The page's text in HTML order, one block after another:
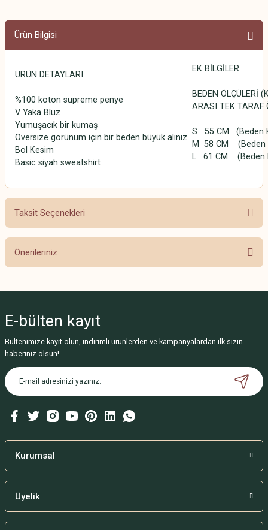
Ürün Bilgisi
ÜRÜN DETAYLARI
%100 koton supreme penye
V Yaka Bluz
Yumuşacık bir kumaş
Oversize görünüm için bir beden büyük alınız
Bol Kesim
Basic siyah sweatshirt
EK BİLGİLER
BEDEN ÖLÇÜLERİ
ARASI TEK TARAF
S 55 CM (Beden
M 58 CM (Beden
L 61 CM (Beden
Taksit Seçenekleri
Önerileriniz
Görüş ve önerileriniz için teşekkür ederiz.
Ürün resmi kalitesiz, bozuk veya görüntülenemiyor.
Ürün açıklamasında eksik bilgiler bulunuyor.
Ürün bilgilerinde hatalar bulunuyor.
Bu ürüne benzer farklı alternatifler olmalı.
E-bülten kayıt
Bültenimize kayıt olun, indirimli ürünlerden ve kampanyalardan ilk sizin
haberiniz olsun!
Kurumsal
Üyelik